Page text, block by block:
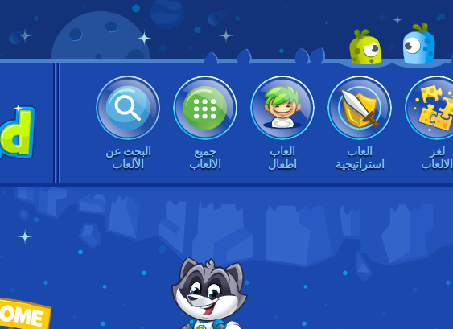
لغز
الالعاب
العاب
استراتيجية
العاب
اطفال
جميع
الالعاب
البحث عن
الألعاب